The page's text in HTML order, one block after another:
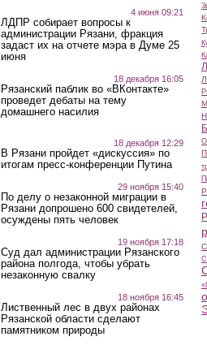
4 июня 09:21
ЛДПР собирает вопросы к
администрации Рязани, фракция
задаст их на отчете мэра в Думе 25
июня
18 декабря 16:05
Рязанский паблик во «ВКонтакте»
проведет дебаты на тему
домашнего насилия
18 декабря 12:29
В Рязани пройдет «дискуссия» по
итогам пресс-конференции Путина
29 ноября 15:40
По делу о незаконной миграции в
Рязани допрошено 600 свидетелей,
осуждены пять человек
19 ноября 17:18
Суд дал администрации Рязанского
района полгода, чтобы убрать
незаконную свалку
18 ноября 16:45
Лиственный лес в двух районах
Рязанской области сделают
памятником природы